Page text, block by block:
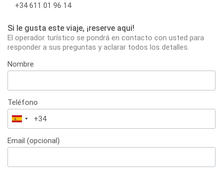
+34 611 01 96 14
Si le gusta este viaje, ¡reserve aqui!
El operador turístico se pondrá en contacto con usted para
responder a sus preguntas y aclarar todos los detalles.
Nombre
Teléfono
España
+34
Email (opcional)